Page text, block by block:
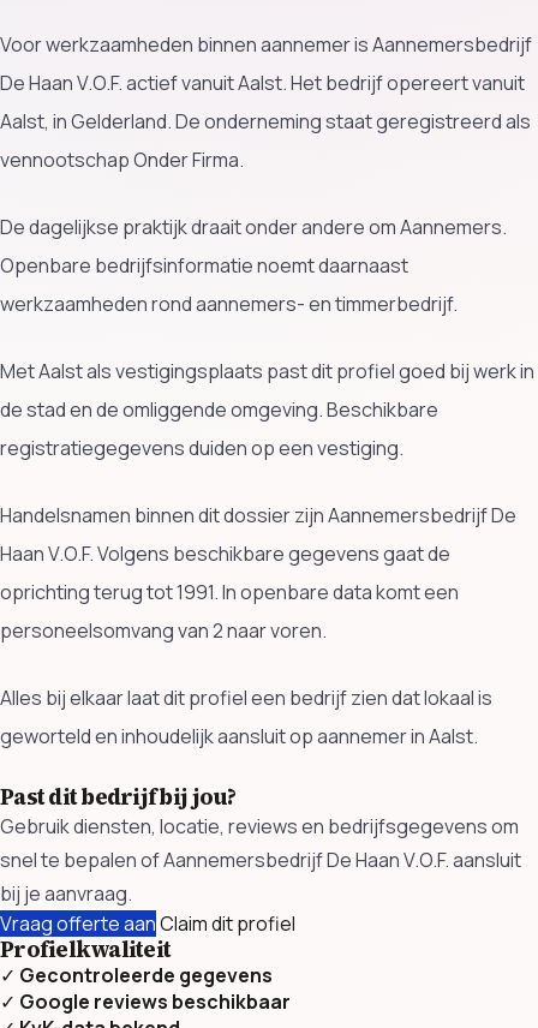
Voor werkzaamheden binnen aannemer is Aannemersbedrijf
De Haan V.O.F. actief vanuit Aalst. Het bedrijf opereert vanuit
Aalst, in Gelderland. De onderneming staat geregistreerd als
vennootschap Onder Firma.
De dagelijkse praktijk draait onder andere om Aannemers.
Openbare bedrijfsinformatie noemt daarnaast
werkzaamheden rond aannemers- en timmerbedrijf.
Met Aalst als vestigingsplaats past dit profiel goed bij werk in
de stad en de omliggende omgeving. Beschikbare
registratiegegevens duiden op een vestiging.
Handelsnamen binnen dit dossier zijn Aannemersbedrijf De
Haan V.O.F. Volgens beschikbare gegevens gaat de
oprichting terug tot 1991. In openbare data komt een
personeelsomvang van 2 naar voren.
Alles bij elkaar laat dit profiel een bedrijf zien dat lokaal is
geworteld en inhoudelijk aansluit op aannemer in Aalst.
Past dit bedrijf bij jou?
Gebruik diensten, locatie, reviews en bedrijfsgegevens om
snel te bepalen of Aannemersbedrijf De Haan V.O.F. aansluit
bij je aanvraag.
Vraag offerte aanClaim dit profiel
Profielkwaliteit
✓ Gecontroleerde gegevens
✓ Google reviews beschikbaar